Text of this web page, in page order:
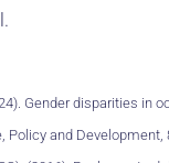
Gender disparities
Policy and